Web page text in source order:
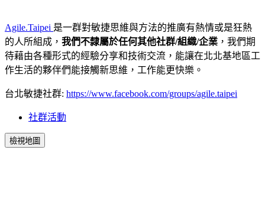
Agile.Taipei 是一群對敏捷思維與方法的推廣有熱情或是狂熱
的人所組成， 我們不隸屬於任何其他社群/組織/企業 ，我們期
待藉由各種形式的經驗分享和技術交流，能讓在北北基地區工
作生活的夥伴們能接觸新思維，工作能更快樂。
台北敏捷社群: https://www.facebook.com/groups/agile.taipei
社群活動
檢視地圖